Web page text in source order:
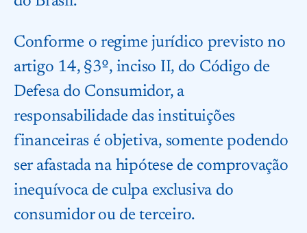
Conforme o regime jurídico previsto no
artigo 14, §3º, inciso II, do Código de
Defesa do Consumidor, a
responsabilidade das instituições
financeiras é objetiva, somente podendo
ser afastada na hipótese de comprovação
inequívoca de culpa exclusiva do
consumidor ou de terceiro.